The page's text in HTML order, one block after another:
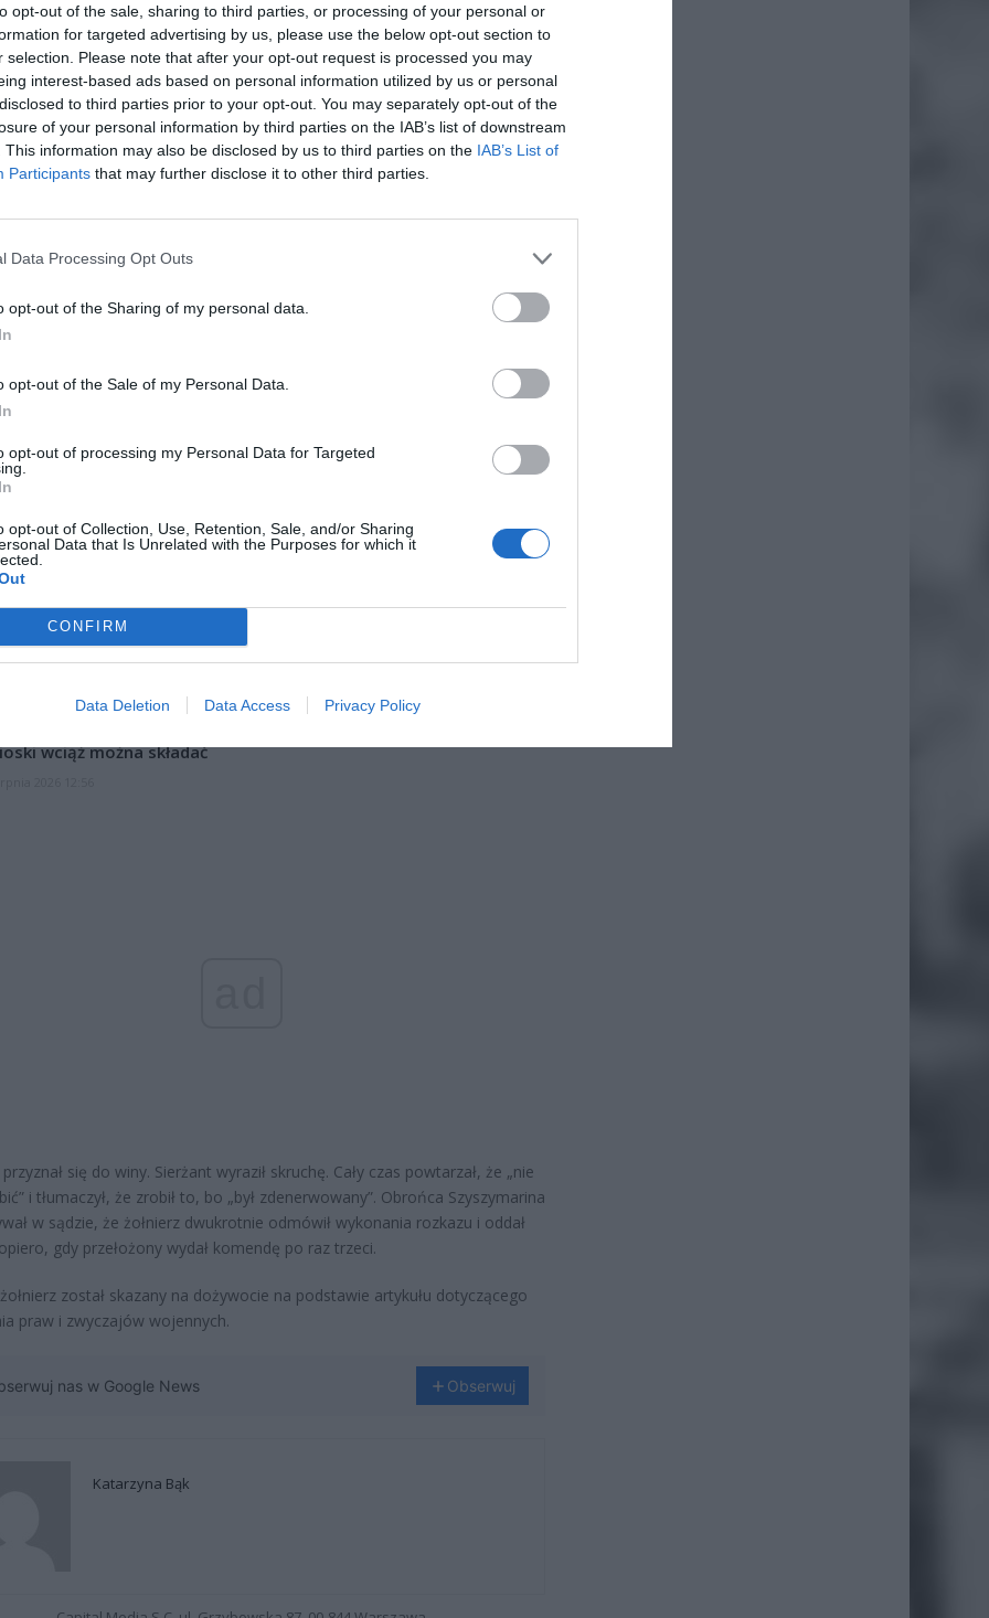
opt-out of the sale, sharing to third parties, or processing of your personal or
for targeted advertising by us, please use the below opt-out section to
selection. Please note that after your opt-out request is processed you may
interest-based ads based on personal information utilized by us or personal
to third parties prior to your opt-out. You may separately opt-out of the
of your personal information by third parties on the IAB’s list of downstream
This information may also be disclosed by us to third parties on the IAB’s List of
Participants that may further disclose it to other third parties.
Data Processing Opt Outs
opt-out of the Sharing of my personal data.
opt-out of the Sale of my Personal Data.
opt-out of processing my Personal Data for Targeted
opt-out of Collection, Use, Retention, Sale, and/or Sharing
Data that Is Unrelated with the Purposes for which it
CONFIRM
Data Deletion Data Access Privacy Policy
ad
nas do preferowanych źródeł w Google
się pierwszy proces w sprawie rosyjskiego żołnierza, który zabił
ukraińskiego cywila. Wadim Szyszymarin zastrzelił 62-letniego
przecenił hit do kuchni. Air fryer tańszy aż o 150 zł, a to dopiero
wciąż można składać
się do winy. Sierżant wyraził skruchę. Cały czas powtarzał, że „nie
i tłumaczył, że zrobił to, bo „był zdenerwowany”. Obrońca Szyszymarina
w sądzie, że żołnierz dwukrotnie odmówił wykonania rozkazu i oddał
gdy przełożony wydał komendę po raz trzeci.
został skazany na dożywocie na podstawie artykułu dotyczącego
praw i zwyczajów wojennych.
nas w Google News Obserwuj
Katarzyna Bąk